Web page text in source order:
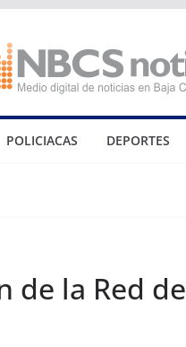
POLICIACAS DEPORTES
de la Red de